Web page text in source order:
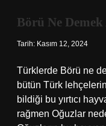
Börü Ne
Tarih: Kasım 12, 2024
Türklerde Börü ne
bütün Türk
bildiği bu yırtıcı
rağmen Oğuzlar